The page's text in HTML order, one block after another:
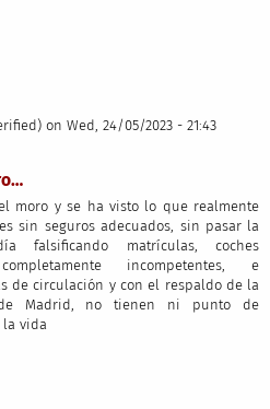
on Wed, 24/05/2023 - 21:43
moro y se ha visto lo que realmente
sin seguros adecuados, sin pasar la
falsificando matrículas, coches
incompetentes, e
de circulación y con el respaldo de la
de Madrid, no tienen ni punto de
la vida